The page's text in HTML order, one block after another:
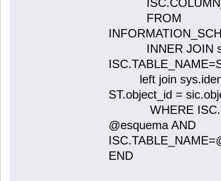
FROM
INNER JOIN
left join
ST.object_id =
WHERE
@esquema AND
END